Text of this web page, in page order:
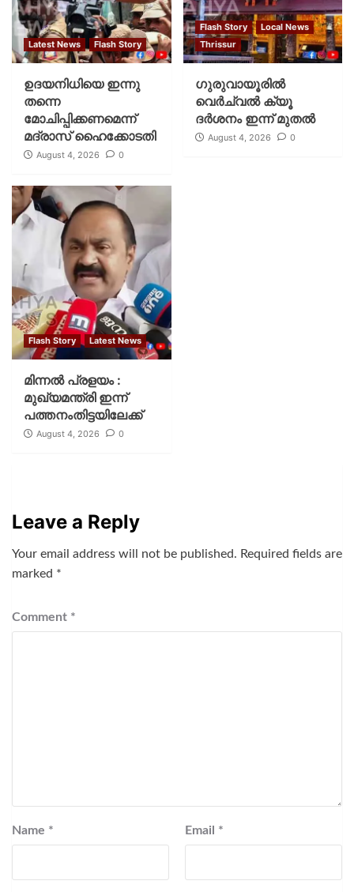
Latest News Flash Story
ഉദയനിധിയെ ഇന്നു
തന്നെ
മോചിപ്പിക്കണമെന്ന്
മദ്രാസ് ഹൈക്കോടതി
August 4, 2026 0
Flash Story
Local News
Thrissur
ഗുരുവായൂരില്‍
വെര്‍ച്വല്‍ ക്യൂ
ദര്‍ശനം ഇന്ന് മുതല്‍
August 4, 2026 0
Flash Story Latest News
മിന്നല്‍ പ്രളയം :
മുഖ്യമന്ത്രി ഇന്ന്
പത്തനംതിട്ടയിലേക്ക്
August 4, 2026 0
Leave a Reply
Your email address will not be published. Required fields are
marked *
Comment *
Name * Email *